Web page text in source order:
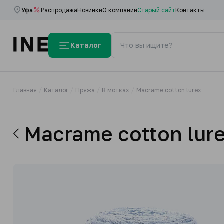
Уфа РаспродажаНовинкиО компанииСтарый сайтКонтакты
Каталог
Главная Каталог Пряжа В мотках Macrame cotton lurex
Macrame cotton